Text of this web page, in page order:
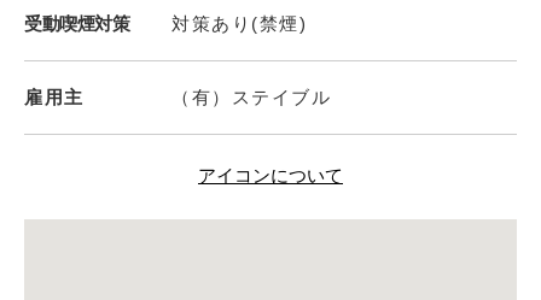
受動喫煙対策 対策あり(禁煙)
雇用主 （有）ステイブル
アイコンについて